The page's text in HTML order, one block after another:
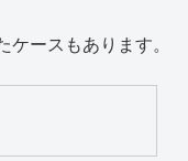
ケースもあります。